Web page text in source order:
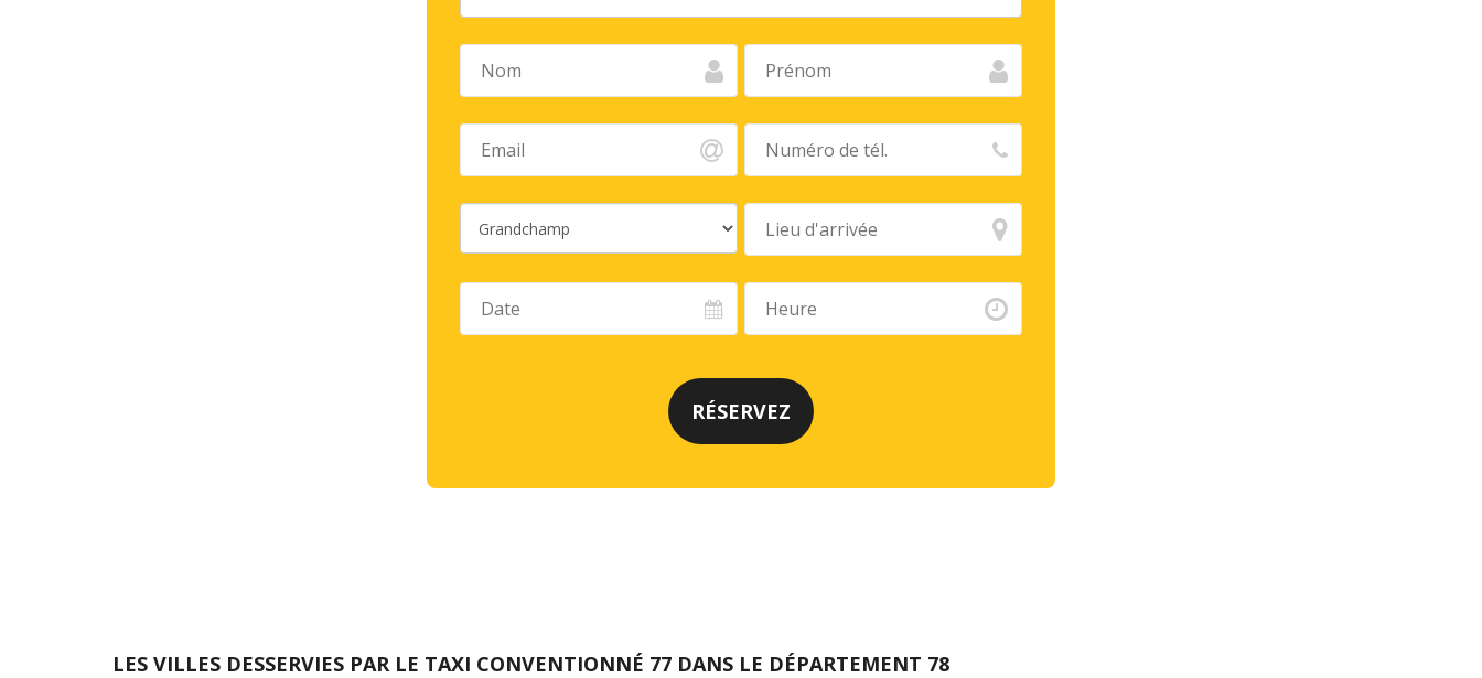
LES VILLES DESSERVIES PAR LE TAXI CONVENTIONNÉ 77 DANS LE DÉPARTEMENT 78